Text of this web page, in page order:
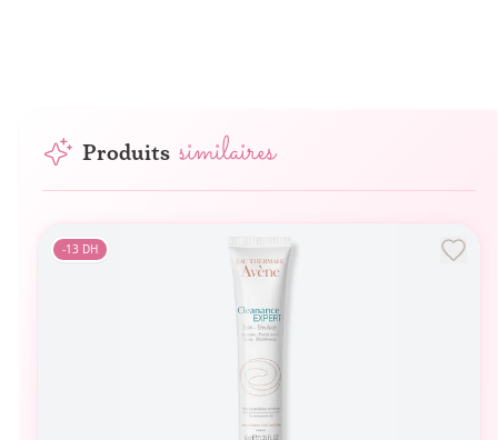
Produits similaires
-13 DH